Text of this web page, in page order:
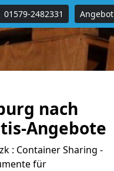
01579-2482331 Angebot
nach
Angebote
: Container Sharing -
für